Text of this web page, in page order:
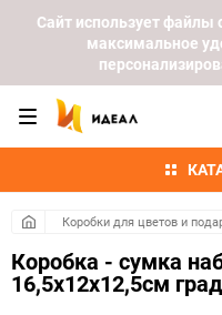
Cайт использует файлы
максимальное
Коробки для цветов и
Коробка - сумка
16,5х12х12,5см